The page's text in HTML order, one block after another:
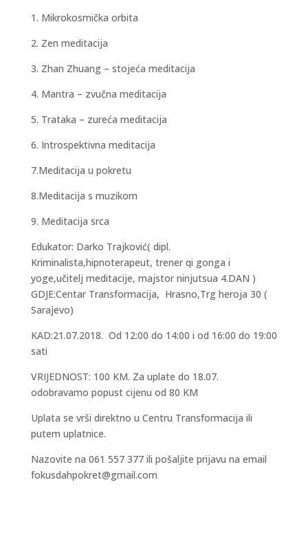
1. Mikrokosmička orbita
2. Zen meditacija
3. Zhan Zhuang – stojeća meditacija
4. Mantra – zvučna meditacija
5. Trataka – zureća meditacija
6. Introspektivna meditacija
7.Meditacija u pokretu
8.Meditacija s muzikom
9. Meditacija srca
Edukator: Darko Trajković( dipl.
Kriminalista,hipnoterapeut, trener qi gonga i
yoge,učitelj meditacije, majstor ninjutsua 4.DAN )
GDJE:Centar Transformacija, Hrasno,Trg heroja 30 (
Sarajevo)
KAD:21.07.2018. Od 12:00 do 14:00 i od 16:00 do 19:00
sati
VRIJEDNOST: 100 KM. Za uplate do 18.07.
odobravamo popust cijenu od 80 KM
Uplata se vrši direktno u Centru Transformacija ili
putem uplatnice.
Nazovite na 061 557 377 ili pošaljite prijavu na email
fokusdahpokret@gmail.com